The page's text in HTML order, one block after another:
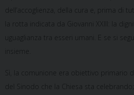
dell’accoglienza, della cura e, prima di
la rotta indicata da Giovanni XXIII: la
uguaglianza tra esseri umani. E se si
insieme.
Sì, la comunione era obiettivo primario
del Sinodo che la Chiesa sta